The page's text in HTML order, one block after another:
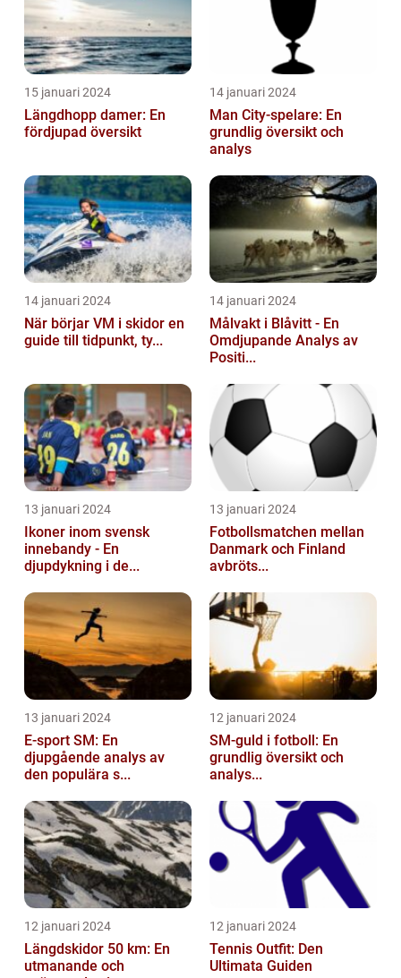
15 januari 2024
Längdhopp damer: En
fördjupad översikt
14 januari 2024
Man City-spelare: En
grundlig översikt och
analys
14 januari 2024
När börjar VM i skidor en
guide till tidpunkt, ty...
14 januari 2024
Målvakt i Blåvitt - En
Omdjupande Analys av
Positi...
13 januari 2024
Ikoner inom svensk
innebandy - En
djupdykning i de...
13 januari 2024
Fotbollsmatchen mellan
Danmark och Finland
avbröts...
13 januari 2024
E-sport SM: En
djupgående analys av
den populära s...
12 januari 2024
SM-guld i fotboll: En
grundlig översikt och
analys...
12 januari 2024
Längdskidor 50 km: En
utmanande och
12 januari 2024
Tennis Outfit: Den
Ultimata Guiden